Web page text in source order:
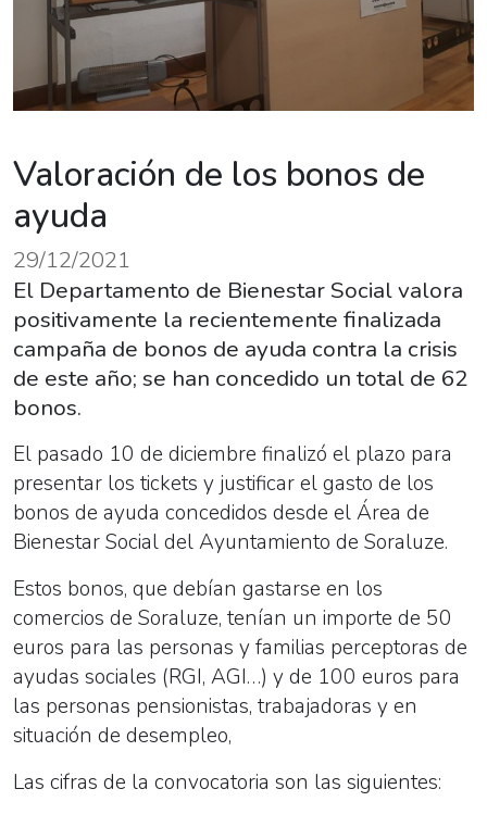
Valoración de los bonos de
ayuda
29/12/2021
El Departamento de Bienestar Social valora
positivamente la recientemente finalizada
campaña de bonos de ayuda contra la crisis
de este año; se han concedido un total de 62
bonos.
El pasado 10 de diciembre finalizó el plazo para
presentar los tickets y justificar el gasto de los
bonos de ayuda concedidos desde el Área de
Bienestar Social del Ayuntamiento de Soraluze.
Estos bonos, que debían gastarse en los
comercios de Soraluze, tenían un importe de 50
euros para las personas y familias perceptoras de
ayudas sociales (RGI, AGI…) y de 100 euros para
las personas pensionistas, trabajadoras y en
situación de desempleo,
Las cifras de la convocatoria son las siguientes: